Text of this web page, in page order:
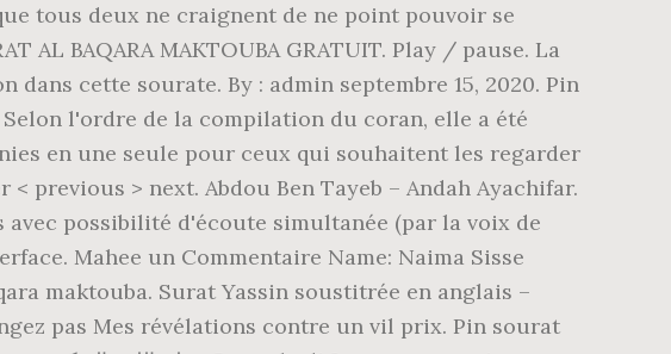
tous deux ne craignent de ne point pouvoir se
AL BAQARA MAKTOUBA GRATUIT. Play / pause. La
cette sourate. By : admin septembre 15, 2020. Pin
l'ordre de la compilation du coran, elle a été
en une seule pour ceux qui souhaitent les regarder
previous > next. Abdou Ben Tayeb – Andah Ayachifar.
avec possibilité d'écoute simultanée (par la voix de
Mahee un Commentaire Name: Naima Sisse
maktouba. Surat Yassin soustitrée en anglais –
pas Mes révélations contre un vil prix. Pin sourat